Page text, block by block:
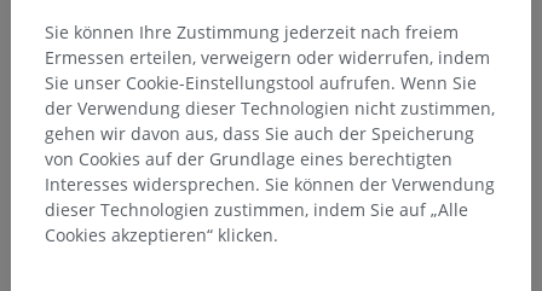
Sie können Ihre Zustimmung jederzeit nach freiem
Ermessen erteilen, verweigern oder widerrufen, indem
Sie unser Cookie-Einstellungstool aufrufen. Wenn Sie
der Verwendung dieser Technologien nicht zustimmen,
gehen wir davon aus, dass Sie auch der Speicherung
von Cookies auf der Grundlage eines berechtigten
Interesses widersprechen. Sie können der Verwendung
dieser Technologien zustimmen, indem Sie auf „Alle
Cookies akzeptieren“ klicken.